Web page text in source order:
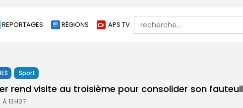
REPORTAGES RÉGIONS APS TV
Search
for:
Sport
rend visite au troisième pour consolider son fauteuil
À 13H07